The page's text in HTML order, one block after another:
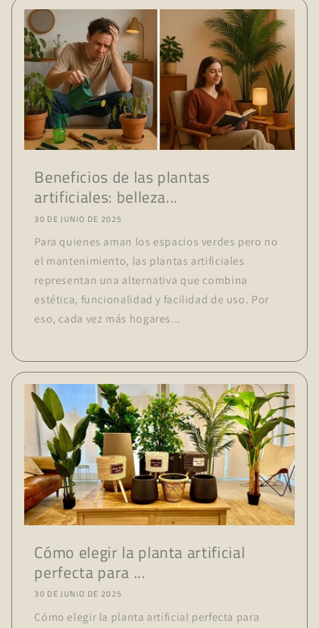
Beneficios de las plantas
artificiales: belleza...
30 DE JUNIO DE 2025
Para quienes aman los espacios verdes pero no
el mantenimiento, las plantas artificiales
representan una alternativa que combina
estética, funcionalidad y facilidad de uso. Por
eso, cada vez más hogares...
Cómo elegir la planta artificial
perfecta para ...
30 DE JUNIO DE 2025
Cómo elegir la planta artificial perfecta para